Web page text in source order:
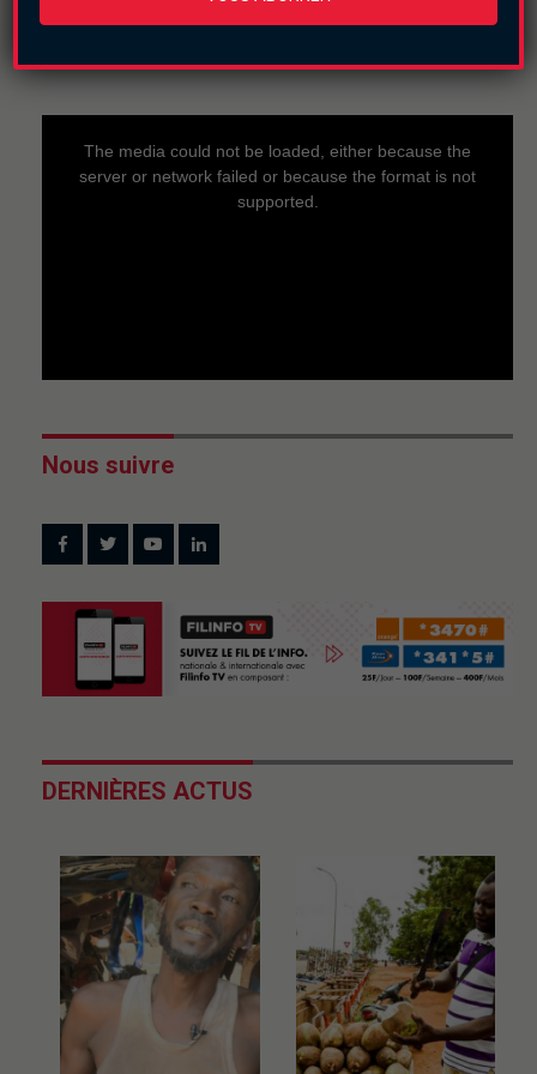
The media could not be loaded, either because the
server or network failed or because the format is not
supported.
Nous suivre
DERNIÈRES ACTUS